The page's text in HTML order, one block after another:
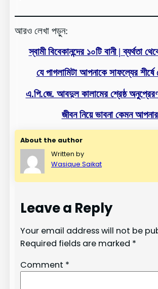
আরও লেখা পড়ুন:
স্বামী বিবেকানন্দের ১০টি বানী | ব্যর্থতা
যে পাগলামিটা আপনাকে সাফল্যের
এ.পি.জে. আবদুল কালামের শ্রেষ্ঠ
জীবন নিয়ে ভাবনা কেমন
About the author
Written by
Wasique Saikat
Leave a Reply
Your email address will not be
Required fields are marked *
Comment *